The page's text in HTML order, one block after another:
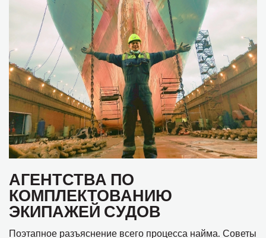
АГЕНТСТВА ПО
КОМПЛЕКТОВАНИЮ
ЭКИПАЖЕЙ СУДОВ
Поэтапное разъяснение всего процесса найма. Советы